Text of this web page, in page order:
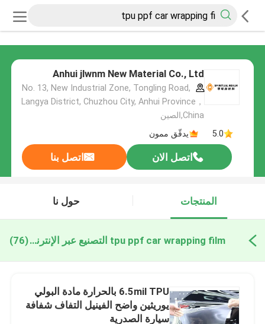
Anhui jlwnm New Material Co., Ltd
No. 13, New Industrial Zone, Tongling Road,
Langya District, Chuzhou City, Anhui Province，
China,الصين
5.0
يدقّق ممون
اتصل الان اتصل بنا
المنتجات حول نا
tpu ppf car wrapping film التصنيع عبر الإنترنت(76)
6.5mil TPU بالحرارة مادة البولي
يوريثين واضح الفينيل التفاف شفافة
سيارة الصدرية